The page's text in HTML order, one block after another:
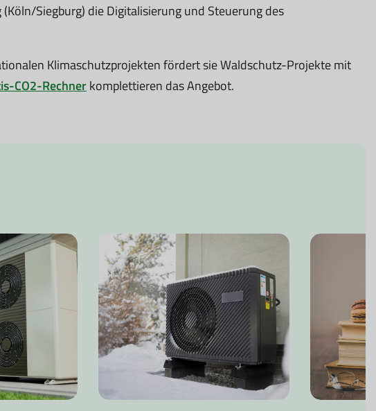
Siegburg) die Digitalisierung und Steuerung des
Klimaschutzprojekten fördert sie Waldschutz-Projekte mit
CO2-Rechnerkomplettieren das Angebot.